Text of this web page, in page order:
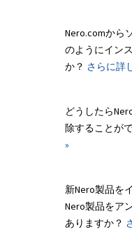
Nero.comから
のようにイン
か？ さらに詳
どうしたら
除することが
»
新Nero製品を
Nero製品をア
ありますか？